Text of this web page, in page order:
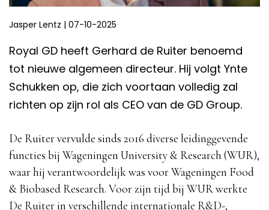
Jasper Lentz | 07-10-2025
Royal GD heeft Gerhard de Ruiter benoemd
tot nieuwe algemeen directeur. Hij volgt Ynte
Schukken op, die zich voortaan volledig zal
richten op zijn rol als CEO van de GD Group.
De Ruiter vervulde sinds 2016 diverse leidinggevende
functies bij Wageningen University & Research (WUR),
waar hij verantwoordelijk was voor Wageningen Food
& Biobased Research. Voor zijn tijd bij WUR werkte
De Ruiter in verschillende internationale R&D-,